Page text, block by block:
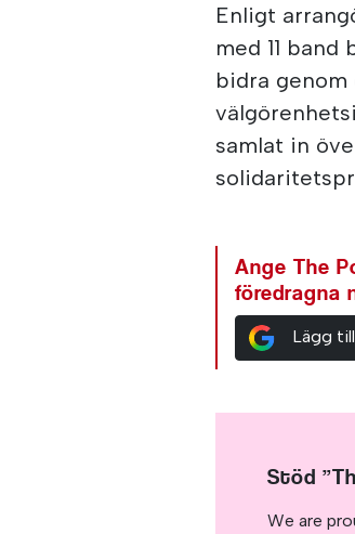
Enligt
med 11
bidra genom
samlat in
Ange The
föredragna
Lägg
Stöd
We are